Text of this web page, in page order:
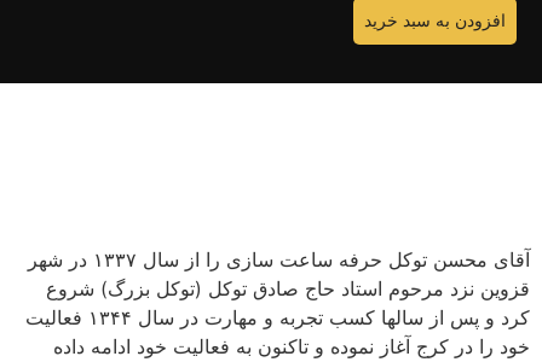
افزودن به سبد خرید
آقای محسن توکل حرفه ساعت سازی را از سال ۱۳۳۷ در شهر
قزوین نزد مرحوم استاد حاج صادق توکل (توکل بزرگ) شروع
کرد و پس از سالها کسب تجربه و مهارت در سال ۱۳۴۴ فعالیت
خود را در کرج آغاز نموده و تاکنون به فعالیت خود ادامه داده